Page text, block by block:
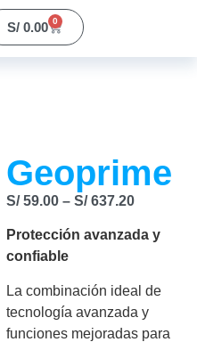
S/ 0.00 0
Geoprime
S/59.00 – S/637.20
Protección avanzada y
confiable
La combinación ideal de
tecnología avanzada y
funciones mejoradas para